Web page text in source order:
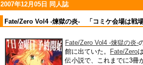
2007年12月05日 同人誌
Fate/Zero Vol4 -煉獄の炎- 「コミケ会場は戦
Fate/Zero Vol4 -煉獄の炎-
館に出ていた。
Fate/Zero
伝小説で、これまでに3冊